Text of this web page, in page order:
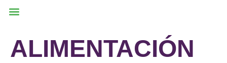
ALIMENTACIÓN